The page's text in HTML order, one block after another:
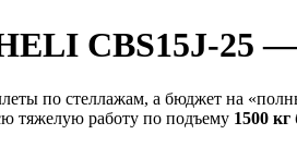
CBS15J-
по стеллажам, а бюджет на
тяжелую работу по подъему 1500 кг